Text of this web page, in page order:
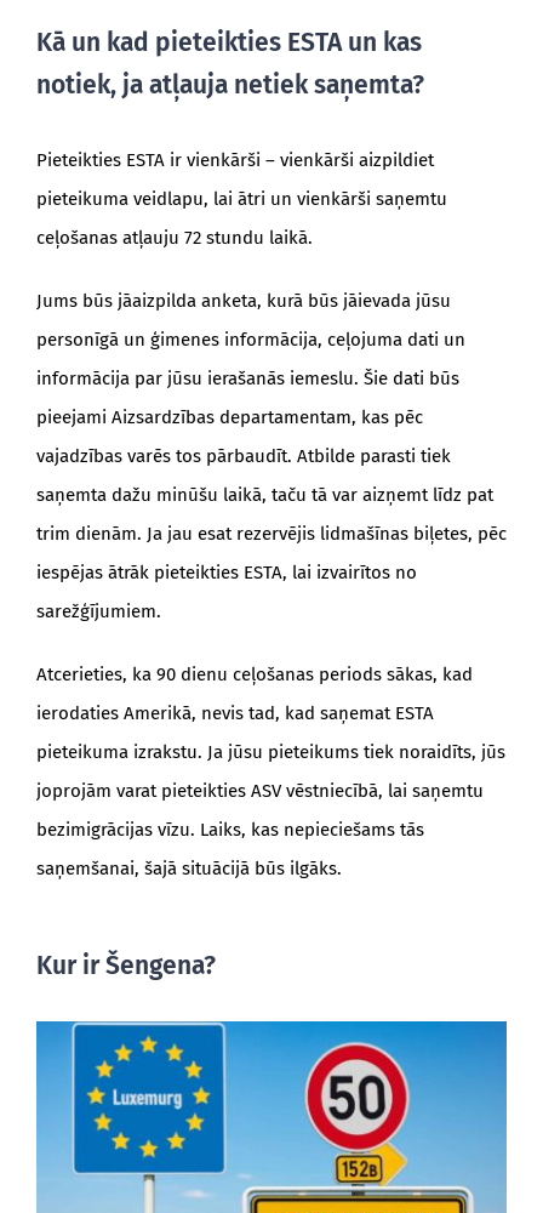
Kā un kad pieteikties ESTA un kas
notiek, ja atļauja netiek saņemta?
Pieteikties ESTA ir vienkārši – vienkārši aizpildiet
pieteikuma veidlapu, lai ātri un vienkārši saņemtu
ceļošanas atļauju 72 stundu laikā.
Jums būs jāaizpilda anketa, kurā būs jāievada jūsu
personīgā un ģimenes informācija, ceļojuma dati un
informācija par jūsu ierašanās iemeslu. Šie dati būs
pieejami Aizsardzības departamentam, kas pēc
vajadzības varēs tos pārbaudīt. Atbilde parasti tiek
saņemta dažu minūšu laikā, taču tā var aizņemt līdz pat
trim dienām. Ja jau esat rezervējis lidmašīnas biļetes, pēc
iespējas ātrāk pieteikties ESTA, lai izvairītos no
sarežģījumiem.
Atcerieties, ka 90 dienu ceļošanas periods sākas, kad
ierodaties Amerikā, nevis tad, kad saņemat ESTA
pieteikuma izrakstu. Ja jūsu pieteikums tiek noraidīts, jūs
joprojām varat pieteikties ASV vēstniecībā, lai saņemtu
bezimigrācijas vīzu. Laiks, kas nepieciešams tās
saņemšanai, šajā situācijā būs ilgāks.
Kur ir Šengena?